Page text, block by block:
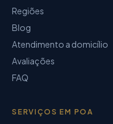
Regiões
Blog
Atendimento a domicílio
Avaliações
FAQ
SERVIÇOS EM POA